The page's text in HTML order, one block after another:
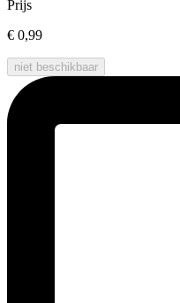
Prijs
€ 0,99
niet beschikbaar